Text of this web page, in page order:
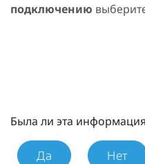
подключению
Была ли эта
Да Нет